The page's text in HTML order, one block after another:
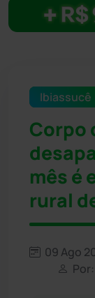
Ibiassucê
Corpo
mês é
rural
09 Ago